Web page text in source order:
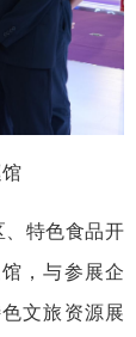
、特色食品开
，与参展企
文旅资源展